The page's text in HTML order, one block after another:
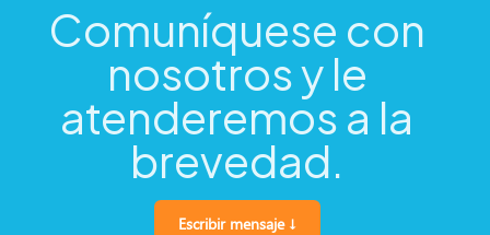
Comuníquese con
nosotros y le
atenderemos a la
brevedad.
Escribir mensaje ↓